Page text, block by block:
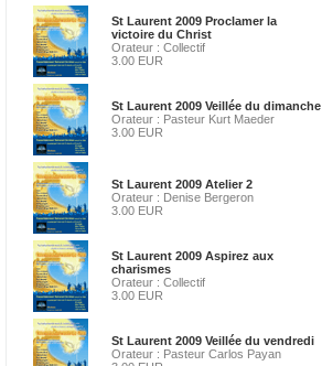
St Laurent 2009 Proclamer la
victoire du Christ
Orateur : Collectif
3.00 EUR
St Laurent 2009 Veillée du dimanche
Orateur : Pasteur Kurt Maeder
3.00 EUR
St Laurent 2009 Atelier 2
Orateur : Denise Bergeron
3.00 EUR
St Laurent 2009 Aspirez aux
charismes
Orateur : Collectif
3.00 EUR
St Laurent 2009 Veillée du vendredi
Orateur : Pasteur Carlos Payan